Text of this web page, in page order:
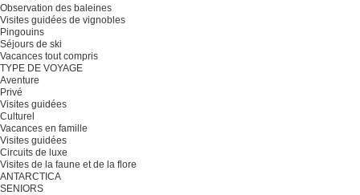
Observation des baleines
Visites guidées de vignobles
Pingouins
Séjours de ski
Vacances tout compris
TYPE DE VOYAGE
Aventure
Privé
Visites guidées
Culturel
Vacances en famille
Visites guidées
Circuits de luxe
Visites de la faune et de la flore
ANTARCTICA
SENIORS